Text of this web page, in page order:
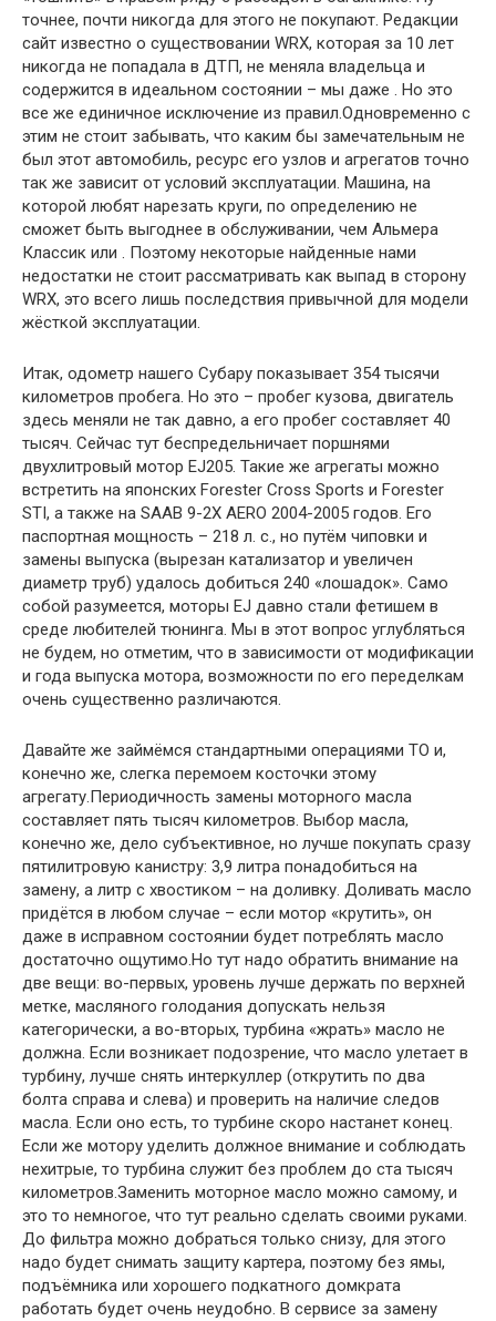
точнее, почти никогда для этого не покупают. Редакции
сайт известно о существовании WRX, которая за 10 лет
никогда не попадала в ДТП, не меняла владельца и
содержится в идеальном состоянии – мы даже . Но это
все же единичное исключение из правил.Одновременно с
этим не стоит забывать, что каким бы замечательным не
был этот автомобиль, ресурс его узлов и агрегатов точно
так же зависит от условий эксплуатации. Машина, на
которой любят нарезать круги, по определению не
сможет быть выгоднее в обслуживании, чем Альмера
Классик или . Поэтому некоторые найденные нами
недостатки не стоит рассматривать как выпад в сторону
WRX, это всего лишь последствия привычной для модели
жёсткой эксплуатации.
Итак, одометр нашего Субару показывает 354 тысячи
километров пробега. Но это – пробег кузова, двигатель
здесь меняли не так давно, а его пробег составляет 40
тысяч. Сейчас тут беспредельничает поршнями
двухлитровый мотор EJ205. Такие же агрегаты можно
встретить на японских Forester Cross Sports и Forester
STI, а также на SAAB 9-2X AERO 2004-2005 годов. Его
паспортная мощность – 218 л. с., но путём чиповки и
замены выпуска (вырезан катализатор и увеличен
диаметр труб) удалось добиться 240 «лошадок». Само
собой разумеется, моторы EJ давно стали фетишем в
среде любителей тюнинга. Мы в этот вопрос углубляться
не будем, но отметим, что в зависимости от модификации
и года выпуска мотора, возможности по его переделкам
очень существенно различаются.
Давайте же займёмся стандартными операциями ТО и,
конечно же, слегка перемоем косточки этому
агрегату.Периодичность замены моторного масла
составляет пять тысяч километров. Выбор масла,
конечно же, дело субъективное, но лучше покупать сразу
пятилитровую канистру: 3,9 литра понадобиться на
замену, а литр с хвостиком – на доливку. Доливать масло
придётся в любом случае – если мотор «крутить», он
даже в исправном состоянии будет потреблять масло
достаточно ощутимо.Но тут надо обратить внимание на
две вещи: во-первых, уровень лучше держать по верхней
метке, масляного голодания допускать нельзя
категорически, а во-вторых, турбина «жрать» масло не
должна. Если возникает подозрение, что масло улетает в
турбину, лучше снять интеркуллер (открутить по два
болта справа и слева) и проверить на наличие следов
масла. Если оно есть, то турбине скоро настанет конец.
Если же мотору уделить должное внимание и соблюдать
нехитрые, то турбина служит без проблем до ста тысяч
километров.Заменить моторное масло можно самому, и
это то немногое, что тут реально сделать своими руками.
До фильтра можно добраться только снизу, для этого
надо будет снимать защиту картера, поэтому без ямы,
подъёмника или хорошего подкатного домкрата
работать будет очень неудобно. В сервисе за замену